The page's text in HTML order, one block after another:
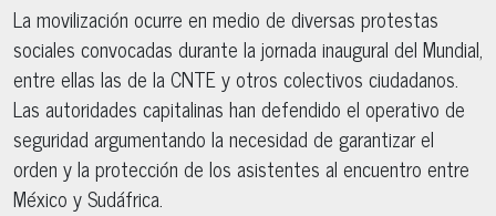
La movilización ocurre en medio de diversas protestas
sociales convocadas durante la jornada inaugural del Mundial,
entre ellas las de la CNTE y otros colectivos ciudadanos.
Las autoridades capitalinas han defendido el operativo de
seguridad argumentando la necesidad de garantizar el
orden y la protección de los asistentes al encuentro entre
México y Sudáfrica.